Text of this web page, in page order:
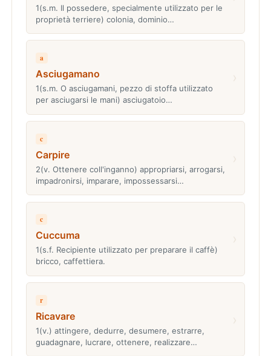
1(s.m. Il possedere, specialmente utilizzato per le
proprietà terriere) colonia, dominio…
a
Asciugamano
1(s.m. O asciugamani, pezzo di stoffa utilizzato
per asciugarsi le mani) asciugatoio…
c
Carpire
2(v. Ottenere coll'inganno) appropriarsi, arrogarsi,
impadronirsi, imparare, impossessarsi…
c
Cuccuma
1(s.f. Recipiente utilizzato per preparare il caffè)
bricco, caffettiera.
r
Ricavare
1(v.) attingere, dedurre, desumere, estrarre,
guadagnare, lucrare, ottenere, realizzare…